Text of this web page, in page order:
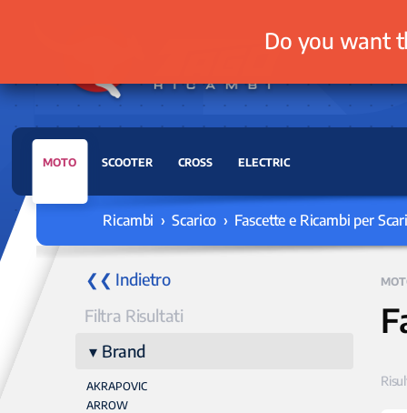
MOTO SCOOTER CROSS ELECTRIC
Ricambi › Scarico › Fascette e Ricambi per
❮❮ Indietro
Filtra Risultati
Brand
AKRAPOVIC
ARROW
Do you want